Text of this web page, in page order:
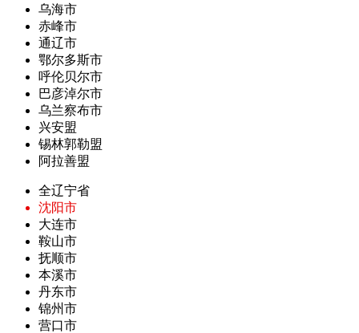
乌海市
赤峰市
通辽市
鄂尔多斯市
呼伦贝尔市
巴彦淖尔市
乌兰察布市
兴安盟
锡林郭勒盟
阿拉善盟
全辽宁省
沈阳市
大连市
鞍山市
抚顺市
本溪市
丹东市
锦州市
营口市